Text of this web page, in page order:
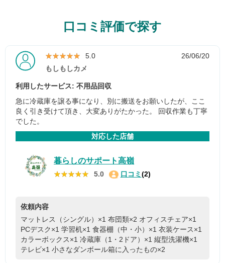
口コミ評価で探す
★★★★★
★★★★★ 5.0
26/06/20
もしもしカメ
利用したサービス: 不用品回収
急に冷蔵庫を譲る事になり、別に搬送をお願いしたが、ここ
良く引き受けて頂き、大変ありがたかった。 回収作業も丁寧
でした。
対応した店舗
暮らしのサポート高嶺
★★★★★
★★★★★ 5.0 口コミ (2)
依頼内容
マットレス（シングル）×1 布団類×2 オフィスチェア×1
PCデスク×1 学習机×1 食器棚（中・小）×1 衣装ケース×1
カラーボックス×1 冷蔵庫（1・2ドア）×1 縦型洗濯機×1
テレビ×1 小さなダンボール箱に入ったもの×2